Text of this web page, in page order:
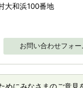
大和浜100番地
お問い合わせフォー